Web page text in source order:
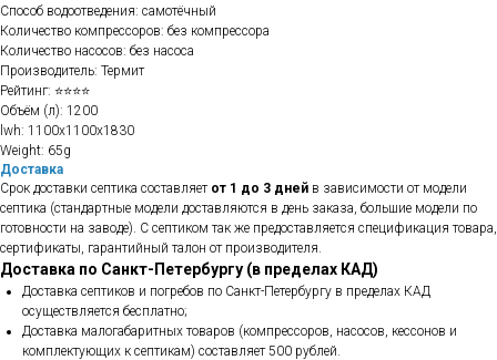
Способ водоотведения: самотёчный
Количество компрессоров: без компрессора
Количество насосов: без насоса
Производитель: Термит
Рейтинг: ⭐⭐⭐⭐
Объём (л): 1200
lwh: 1100x1100x1830
Weight: 65g
Доставка
Срок доставки септика составляет от 1 до 3 дней в зависимости от модели
септика (стандартные модели доставляются в день заказа, большие модели по
готовности на заводе). С септиком так же предоставляется спецификация товара,
сертификаты, гарантийный талон от производителя.
Доставка по Санкт-Петербургу (в пределах КАД)
Доставка септиков и погребов по Санкт-Петербургу в пределах КАД
осуществляется бесплатно;
Доставка малогабаритных товаров (компрессоров, насосов, кессонов и
комплектующих к септикам) составляет 500 рублей.